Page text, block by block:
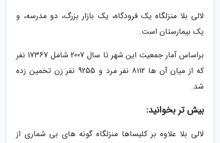
لالی بلا منزلگاه یک فرودگاه، یک بازار بزرگ، دو مدرسه، و
یک بیمارستان است.
براساس آمار جمعیت این شهر تا سال 2007 شامل 17367 نفر
که از میان آن ها 8112 نفر مرد و 9255 نفر زن تخمین زده
شد.
بیش تر بخوانید:
لالی بلا علاوه بر کلیساها منزلگاه گونه های بی شماری از